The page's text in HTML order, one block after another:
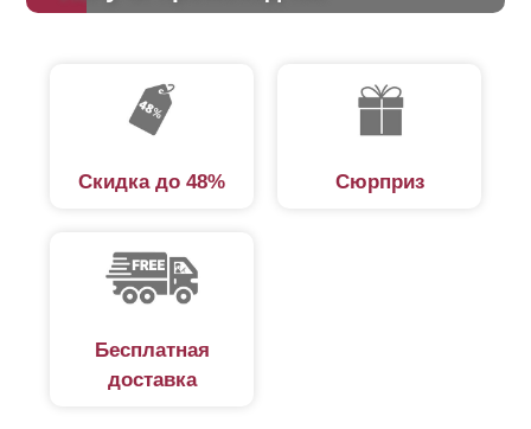
Скидка до 48% Сюрприз
Бесплатная
доставка